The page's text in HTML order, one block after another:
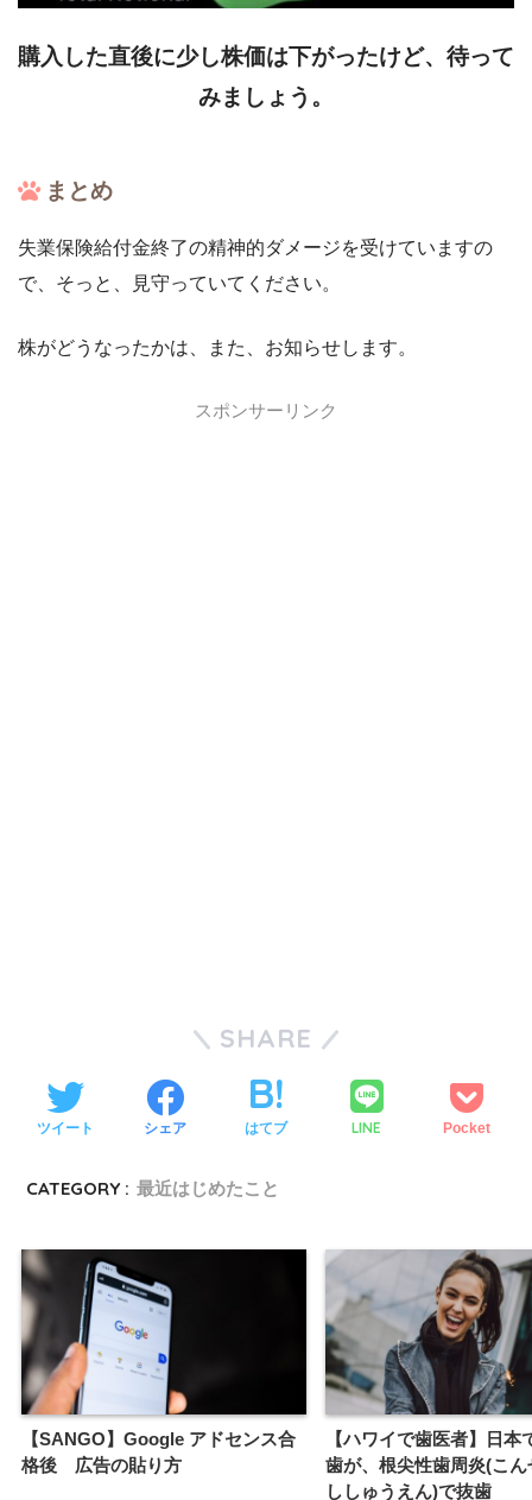
購入した直後に少し株価は下がったけど、待って
みましょう。
まとめ
失業保険給付金終了の精神的ダメージを受けていますの
で、そっと、見守っていてください。
株がどうなったかは、また、お知らせします。
スポンサーリンク
SHARE
ツイート シェア はてブ LINE Pocket
CATEGORY : 最近はじめたこと
【SANGO】Google アドセンス合
格後 広告の貼り方
【ハワイで歯医者】日本
歯が、根尖性歯周炎(こん
ししゅうえん)で抜歯